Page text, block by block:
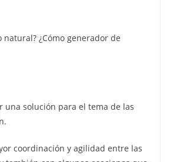
¿Cómo generador de
una solución para el tema de las
coordinación y agilidad entre las